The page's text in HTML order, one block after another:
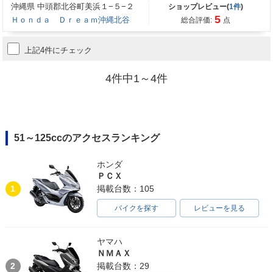
沖縄県 中頭郡北谷町美浜１−５−２
Ｈｏｎｄａ Ｄｒｅａｍ沖縄北谷
ショップレビュー(1件)
総合評価: 5 点
上記4件にチェック
4件中1～4件
51～125ccのアクセスランキング
1
ホンダ
ＰＣＸ
掲載台数：105
バイクを探す レビューを見る
2
ヤマハ
ＮＭＡＸ
掲載台数：29